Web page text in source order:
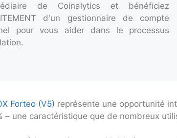
de Coinalytics et bénéficiez
d'un gestionnaire de compte
pour vous aider dans le processus
Forteo (V5) représente une opportunité
– une caractéristique que de nombreux